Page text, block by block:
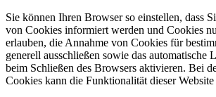
Sie können Ihren Browser so einstellen, dass
von Cookies informiert werden und Cookies
erlauben, die Annahme von Cookies für
generell ausschließen sowie das automatische
beim Schließen des Browsers aktivieren. Bei
Cookies kann die Funktionalität dieser Website